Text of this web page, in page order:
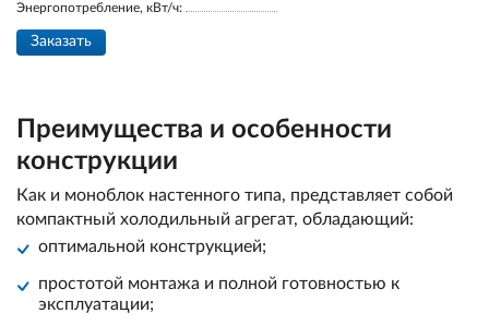
Энергопотребление, кВт/ч:
Заказать
Преимущества и особенности
конструкции
Как и моноблок настенного типа, представляет собой
компактный холодильный агрегат, обладающий:
оптимальной конструкцией;
простотой монтажа и полной готовностью к
эксплуатации;